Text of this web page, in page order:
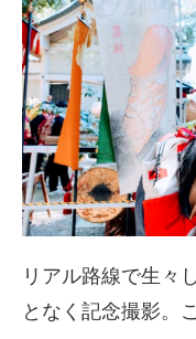
リアル路線で生々
となく記念撮影。